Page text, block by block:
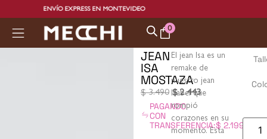
ENVÍO EXPRESS EN MONTEVIDEO
0
JEAN
ISA
MOSTAZA
$3.490 $2.443
PAGANDO
CON
TRANSFERENCIA:$ 2.199
El jean Isa es un
remake de
nuestro jean
Isabel que
rompió
corazones en su
momento. Esta